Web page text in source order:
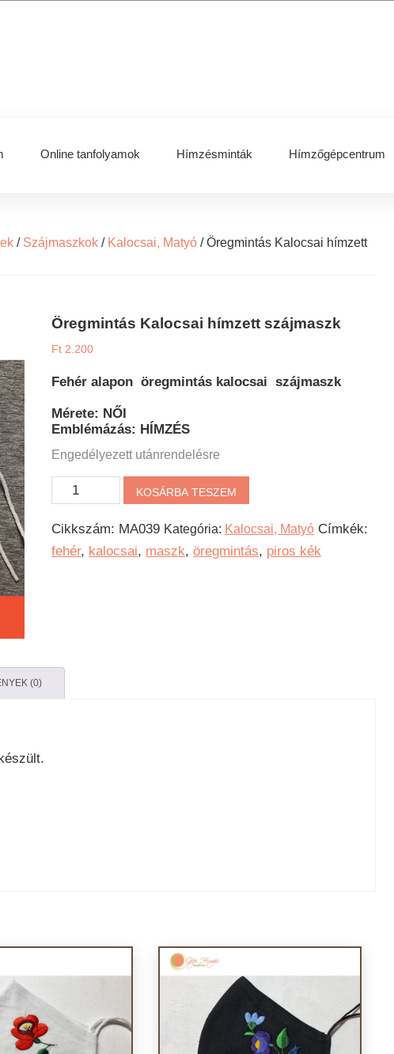
Online tanfolyamok Hímzésminták Hímzőgépcentrum
/ Szájmaszkok / Kalocsai, Matyó /Öregmintás Kalocsai hímzett
Öregmintás Kalocsai hímzett szájmaszk
Ft 2.200
Fehér alapon öregmintás kalocsai szájmaszk
Mérete: NŐI
Emblémázás: HÍMZÉS
Engedélyezett utánrendelésre
Öregmintás
Kalocsai
hímzett
szájmaszk
KOSÁRBA TESZEM
Cikkszám: MA039 Kategória: Kalocsai, Matyó Címkék:
fehér, kalocsai, maszk,öregmintás, piros kék
(0)